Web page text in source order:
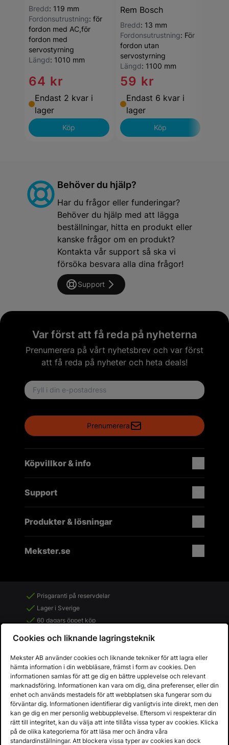
Bredd: 119 mm
Fordonsutrustning: för
fordon med AC,för
fordon med
servostyrning
Längd: 1010 mm
64 kr
Endast 2 kvar i
lager
Köp
Rem Bosch
Bredd: 13 mm
Fordonsutrustning: För
fordon utan
servostyrning
Längd: 1100 mm
59 kr
Endast 6 kvar i
lager
Köp
Behöver du hjälp?
Har du frågor eller funderingar?
Behöver du hjälp med att lägga
beställningar, hitta en produkt eller
kanske frågor om en produkt?
Kontakta vår support så ska vi
försöka besvara alla dina frågor!
Support
Var först att få reda på nyheterna
Prenumerera på vårt nyhetsbrev och var först
att få reda på nyheter och heta deals!
Email address
Prenumerera
Köpvillkor & info
Support
Produkter & lösningar
Mekster.se
Prisgaranti på reservdelar
Lager i Sverige
60 dagars öppet köp
Fria returer
Cookies och liknande lagringsteknik
Mekster AB använder cookies och liknande tekniker för att lagra eller
hämta information i din webbläsare, främst i form av cookies. Den
informationen samlas för att ge dig en bättre upplevelse och relevant
marknadsföring. Informationen kan vara om dig, dina preferenser, eller din
enhet och används mestadels för att webbplatsen ska fungerar som du
förväntar dig. Informationen identifierar dig vanligtvis inte direkt, men den
kan ge dig en mer personlig webbupplevelse. Eftersom vi respekterar din
rätt till integritet, kan du välja att inte tillåta vissa typer av cookies. Klicka
på de olika kategorierna för att läsa mer och ändra våra
standardinställningar. Att blockera vissa typer av cookies kan dock